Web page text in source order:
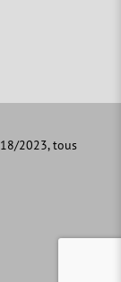
2023, tous